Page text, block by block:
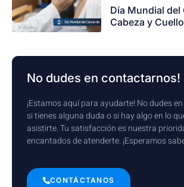
Día Mundial del
Cabeza y Cuello
No dudes en contactarnos!
¡Estamos aquí para ayudarte! No dudes
si tienes alguna duda o si hay algo en lo
asistirte. Tu satisfacción es nuestra
encantados de atenderte. ¡Esperamos
CONTÁCTANOS